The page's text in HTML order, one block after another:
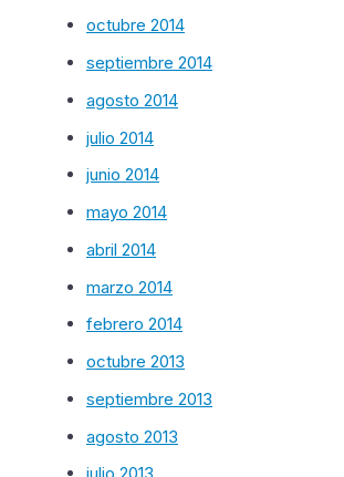
octubre 2014
septiembre 2014
agosto 2014
julio 2014
junio 2014
mayo 2014
abril 2014
marzo 2014
febrero 2014
octubre 2013
septiembre 2013
agosto 2013